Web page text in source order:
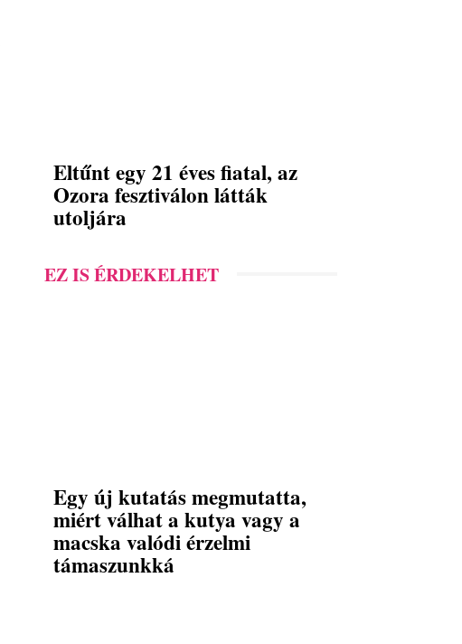
Eltűnt egy 21 éves fiatal, az
Ozora fesztiválon látták
utoljára
EZ IS ÉRDEKELHET
Egy új kutatás megmutatta,
miért válhat a kutya vagy a
macska valódi érzelmi
támaszunkká